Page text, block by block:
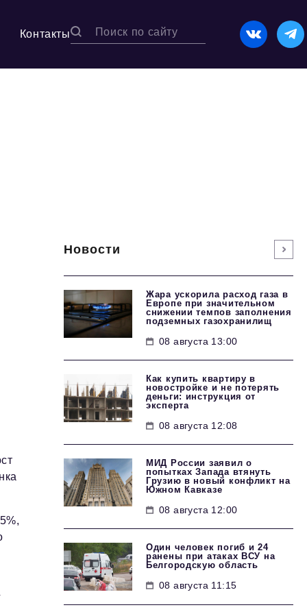
Контакты
Новости
Жара ускорила расход газа в
Европе при значительном
снижении темпов заполнения
подземных газохранилищ
08 августа 13:00
Как купить квартиру в
новостройке и не потерять
деньги: инструкция от
эксперта
08 августа 12:08
МИД России заявил о
попытках Запада втянуть
Грузию в новый конфликт на
Южном Кавказе
08 августа 12:00
Один человек погиб и 24
ранены при атаках ВСУ на
Белгородскую область
08 августа 11:15